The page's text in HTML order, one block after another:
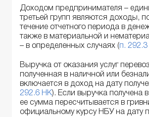
Доходом предпринимателя –
третьей групп являются доходы,
течение отчетного периода в
также в материальной и
– в определенных случаях ( п.
Выручка от оказания услуг
полученная в наличной или
включается в доход на дату
292.6 НК). Если выручка получена
ее сумма пересчитывается в
официальному курсу НБУ на дату